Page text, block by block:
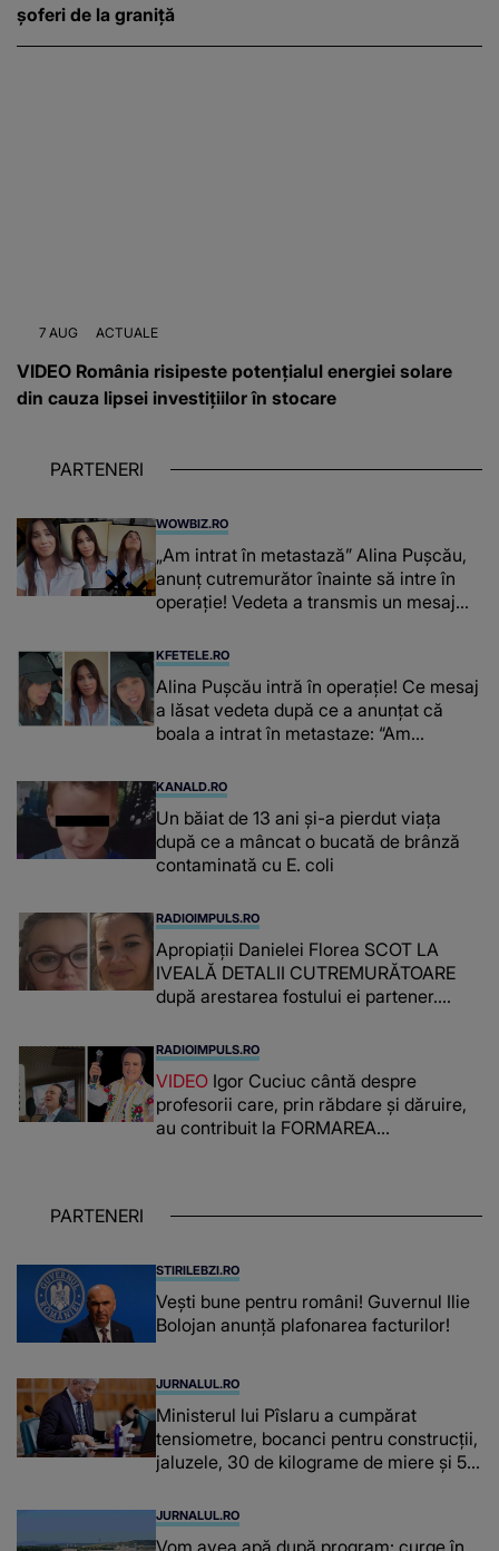
șoferi de la graniță
7 AUG ACTUALE
VIDEO România risipeste potențialul energiei solare
din cauza lipsei investițiilor în stocare
PARTENERI
WOWBIZ.RO
„Am intrat în metastază” Alina Pușcău,
anunț cutremurător înainte să intre în
operație! Vedeta a transmis un mesaj
KFETELE.RO
Alina Pușcău intră în operație! Ce mesaj
a lăsat vedeta după ce a anunțat că
boala a intrat în metastaze: “Am
KANALD.RO
Un băiat de 13 ani și-a pierdut viața
după ce a mâncat o bucată de brânză
contaminată cu E. coli
RADIOIMPULS.RO
Apropiații Danielei Florea SCOT LA
IVEALĂ DETALII CUTREMURĂTOARE
după arestarea fostului ei partener.
românca ucisă în Italia și ascunsă în
lada unui pat: " Îmi pare rău că nu am
reușit să fac mai mult pentru ea și..."
RADIOIMPULS.RO
VIDEO Igor Cuciuc cântă despre
profesorii care, prin răbdare și dăruire,
au contribuit la FORMAREA
chiar și după trecerea anilor: "De
PARTENERI
STIRILEBZI.RO
Vești bune pentru români! Guvernul Ilie
Bolojan anunță plafonarea facturilor!
JURNALUL.RO
Ministerul lui Pîslaru a cumpărat
tensiometre, bocanci pentru construcții,
jaluzele, 30 de kilograme de miere și 50
JURNALUL.RO